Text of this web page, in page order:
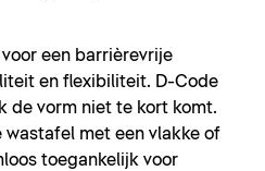
een barrièrevrije
en flexibiliteit. D-Code
de vorm niet te kort komt.
wastafel met een vlakke of
toegankelijk voor